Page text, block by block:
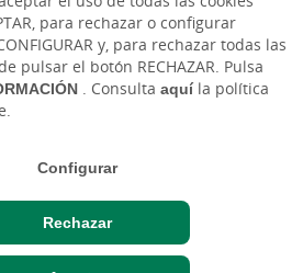
para rechazar o configurar
y, para rechazar todas las
pulsar el botón RECHAZAR. Pulsa
. Consulta aquíla política
Configurar
Rechazar
en